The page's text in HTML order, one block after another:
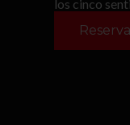
los cinco